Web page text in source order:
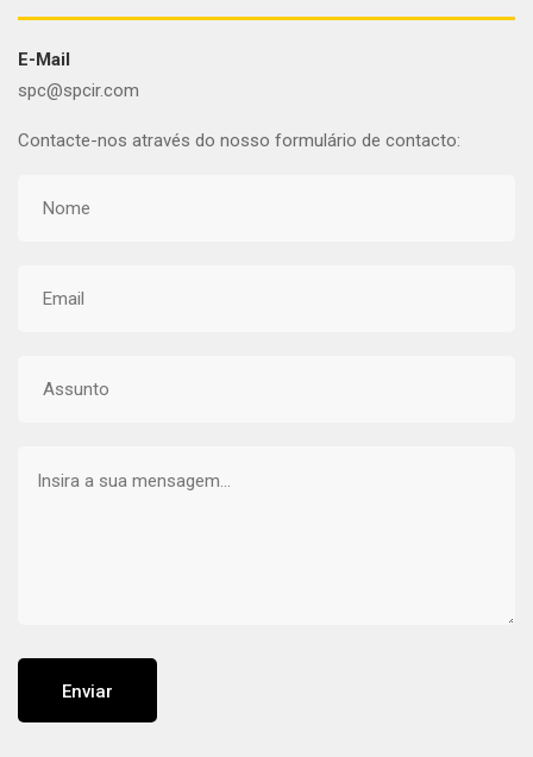
E-Mail
spc@spcir.com
Contacte-nos através do nosso formulário de contacto:
Enviar